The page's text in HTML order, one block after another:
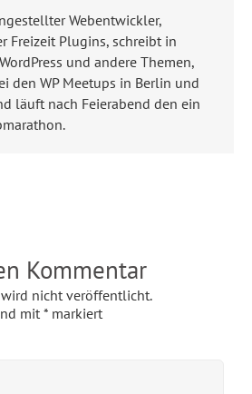
Webentwickler,
Freizeit Plugins, schreibt in
und andere Themen,
den WP Meetups in Berlin und
läuft nach Feierabend den ein
Kommentar
nicht veröffentlicht.
mit * markiert